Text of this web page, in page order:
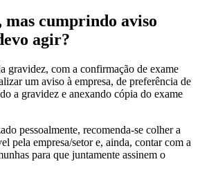
cumprindo aviso
agir?
gravidez, com a confirmação de exame
um aviso à empresa, de preferência de
a gravidez e anexando cópia do exame
pessoalmente, recomenda-se colher a
pela empresa/setor e, ainda, contar com a
para que juntamente assinem o